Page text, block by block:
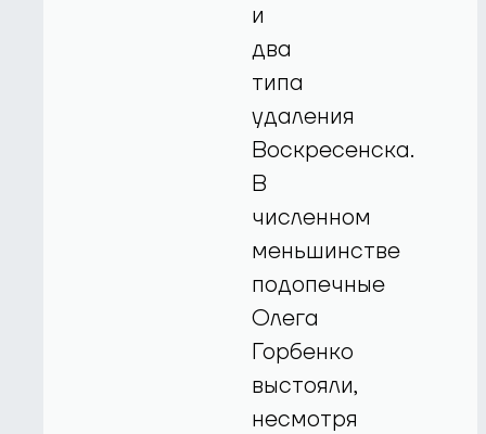
и
два
типа
удаления
Воскресенска.
В
численном
меньшинстве
подопечные
Олега
Горбенко
выстояли,
несмотря